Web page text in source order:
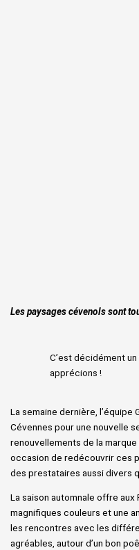
Les paysages cévenols sont
C’est décidément
apprécions !
La semaine dernière,
Cévennes pour une nouvelle
renouvellements de la
occasion de redécouvrir ces
des prestataires aussi divers
La saison automnale offre
magnifiques couleurs et une
les rencontres avec les
agréables, autour d’un bon